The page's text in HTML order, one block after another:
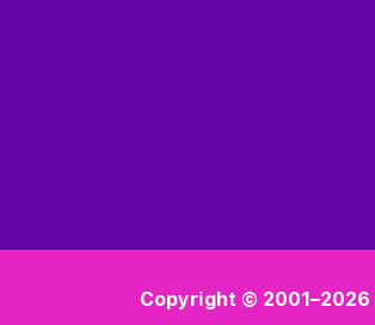
Copyright © 2001–2026